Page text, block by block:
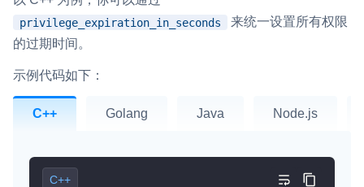
privilege_expiration_in_seconds
来统一设置所有权限
的过期时间。
示例代码如下：
C++ Golang Java Node.js
C++